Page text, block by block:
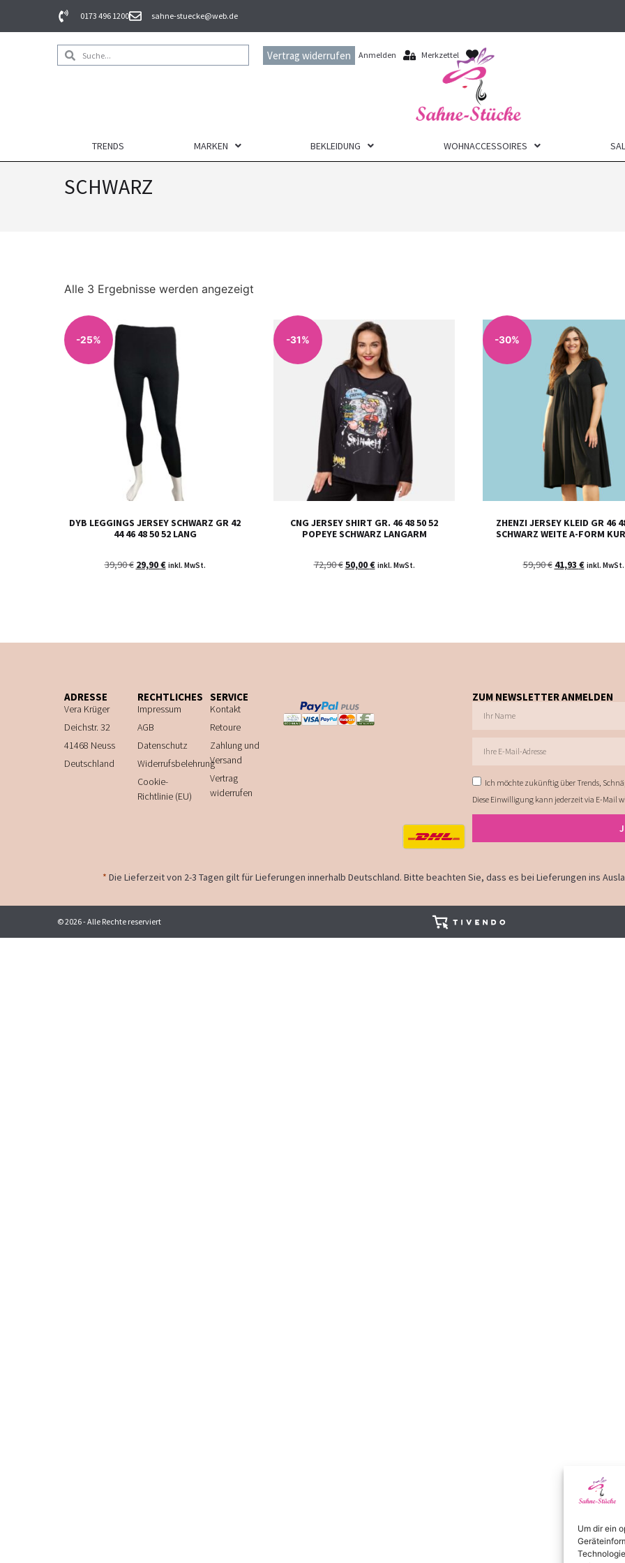
Um dir ein
0173 496 1200 sahne-stuecke@web.de
Vertrag widerrufen Anmelden Merkzettel
TRENDS MARKEN BEKLEIDUNG WOHNACCESSOIRES
SCHWARZ
Alle 3 Ergebnisse werden angezeigt
-25%
DYB LEGGINGS JERSEY SCHWARZ GR 42
44 46 48 50 52 LANG
39,90€ 29,90€ inkl. MwSt.
-31%
CNG JERSEY SHIRT GR. 46 48 50 52
POPEYE SCHWARZ LANGARM
72,90€50,00€ inkl. MwSt.
-30%
ZHENZI JERSEY KLEID GR 46
SCHWARZ WEITE A-FORM
59,90€ 41,93 € inkl. MwSt.
ADRESSE
Vera Krüger
Deichstr. 32
41468 Neuss
Deutschland
RECHTLICHES
Impressum
AGB
Datenschutz
Widerrufsbelehrung
Cookie-
Richtlinie (EU)
SERVICE
Kontakt
Retoure
Zahlung und
Versand
Vertrag
widerrufen
ZUM NEWSLETTER ANMELDEN
Ich möchte zukünftig über Trends,
Diese Einwilligung kann jederzeit via E-Mail
* Die Lieferzeit von 2-3 Tagen gilt für Lieferungen innerhalb Deutschland. Bitte beachten Sie, dass es bei Lieferungen ins
© 2026 - Alle Rechte reserviert